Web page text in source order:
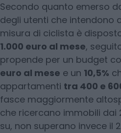
Secondo quanto emerso
degli utenti che intendono
misura di ciclista è
1.000 euro al mese,
propende per un budget
euro al mese e un 10,5%
appartamenti tra 400 e
fasce maggiormente
che ricercano immobili dai
su, non superano invece il